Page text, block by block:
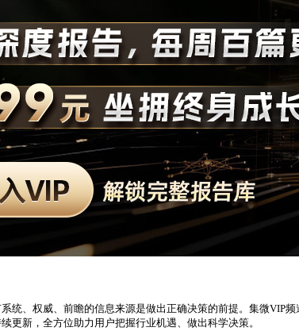
统、权威、前瞻的信息来源是做出正确决策的前提。集微
更新，全方位助力用户把握行业机遇、做出科学决策。